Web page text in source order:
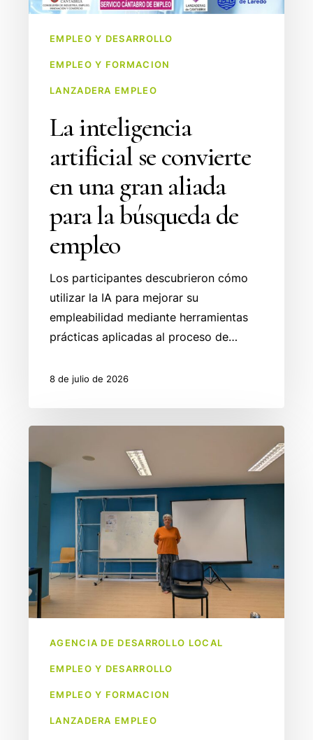
EMPLEO Y DESARROLLO
EMPLEO Y FORMACION
LANZADERA EMPLEO
La inteligencia
artificial se convierte
en una gran aliada
para la búsqueda de
empleo
Los participantes descubrieron cómo
utilizar la IA para mejorar su
empleabilidad mediante herramientas
prácticas aplicadas al proceso de…
8 de julio de 2026
consciente
para
afrontar
entrevistas
trabajo
y
reducir
nuevo
taller
AGENCIA DE DESARROLLO LOCAL
EMPLEO Y DESARROLLO
EMPLEO Y FORMACION
LANZADERA EMPLEO